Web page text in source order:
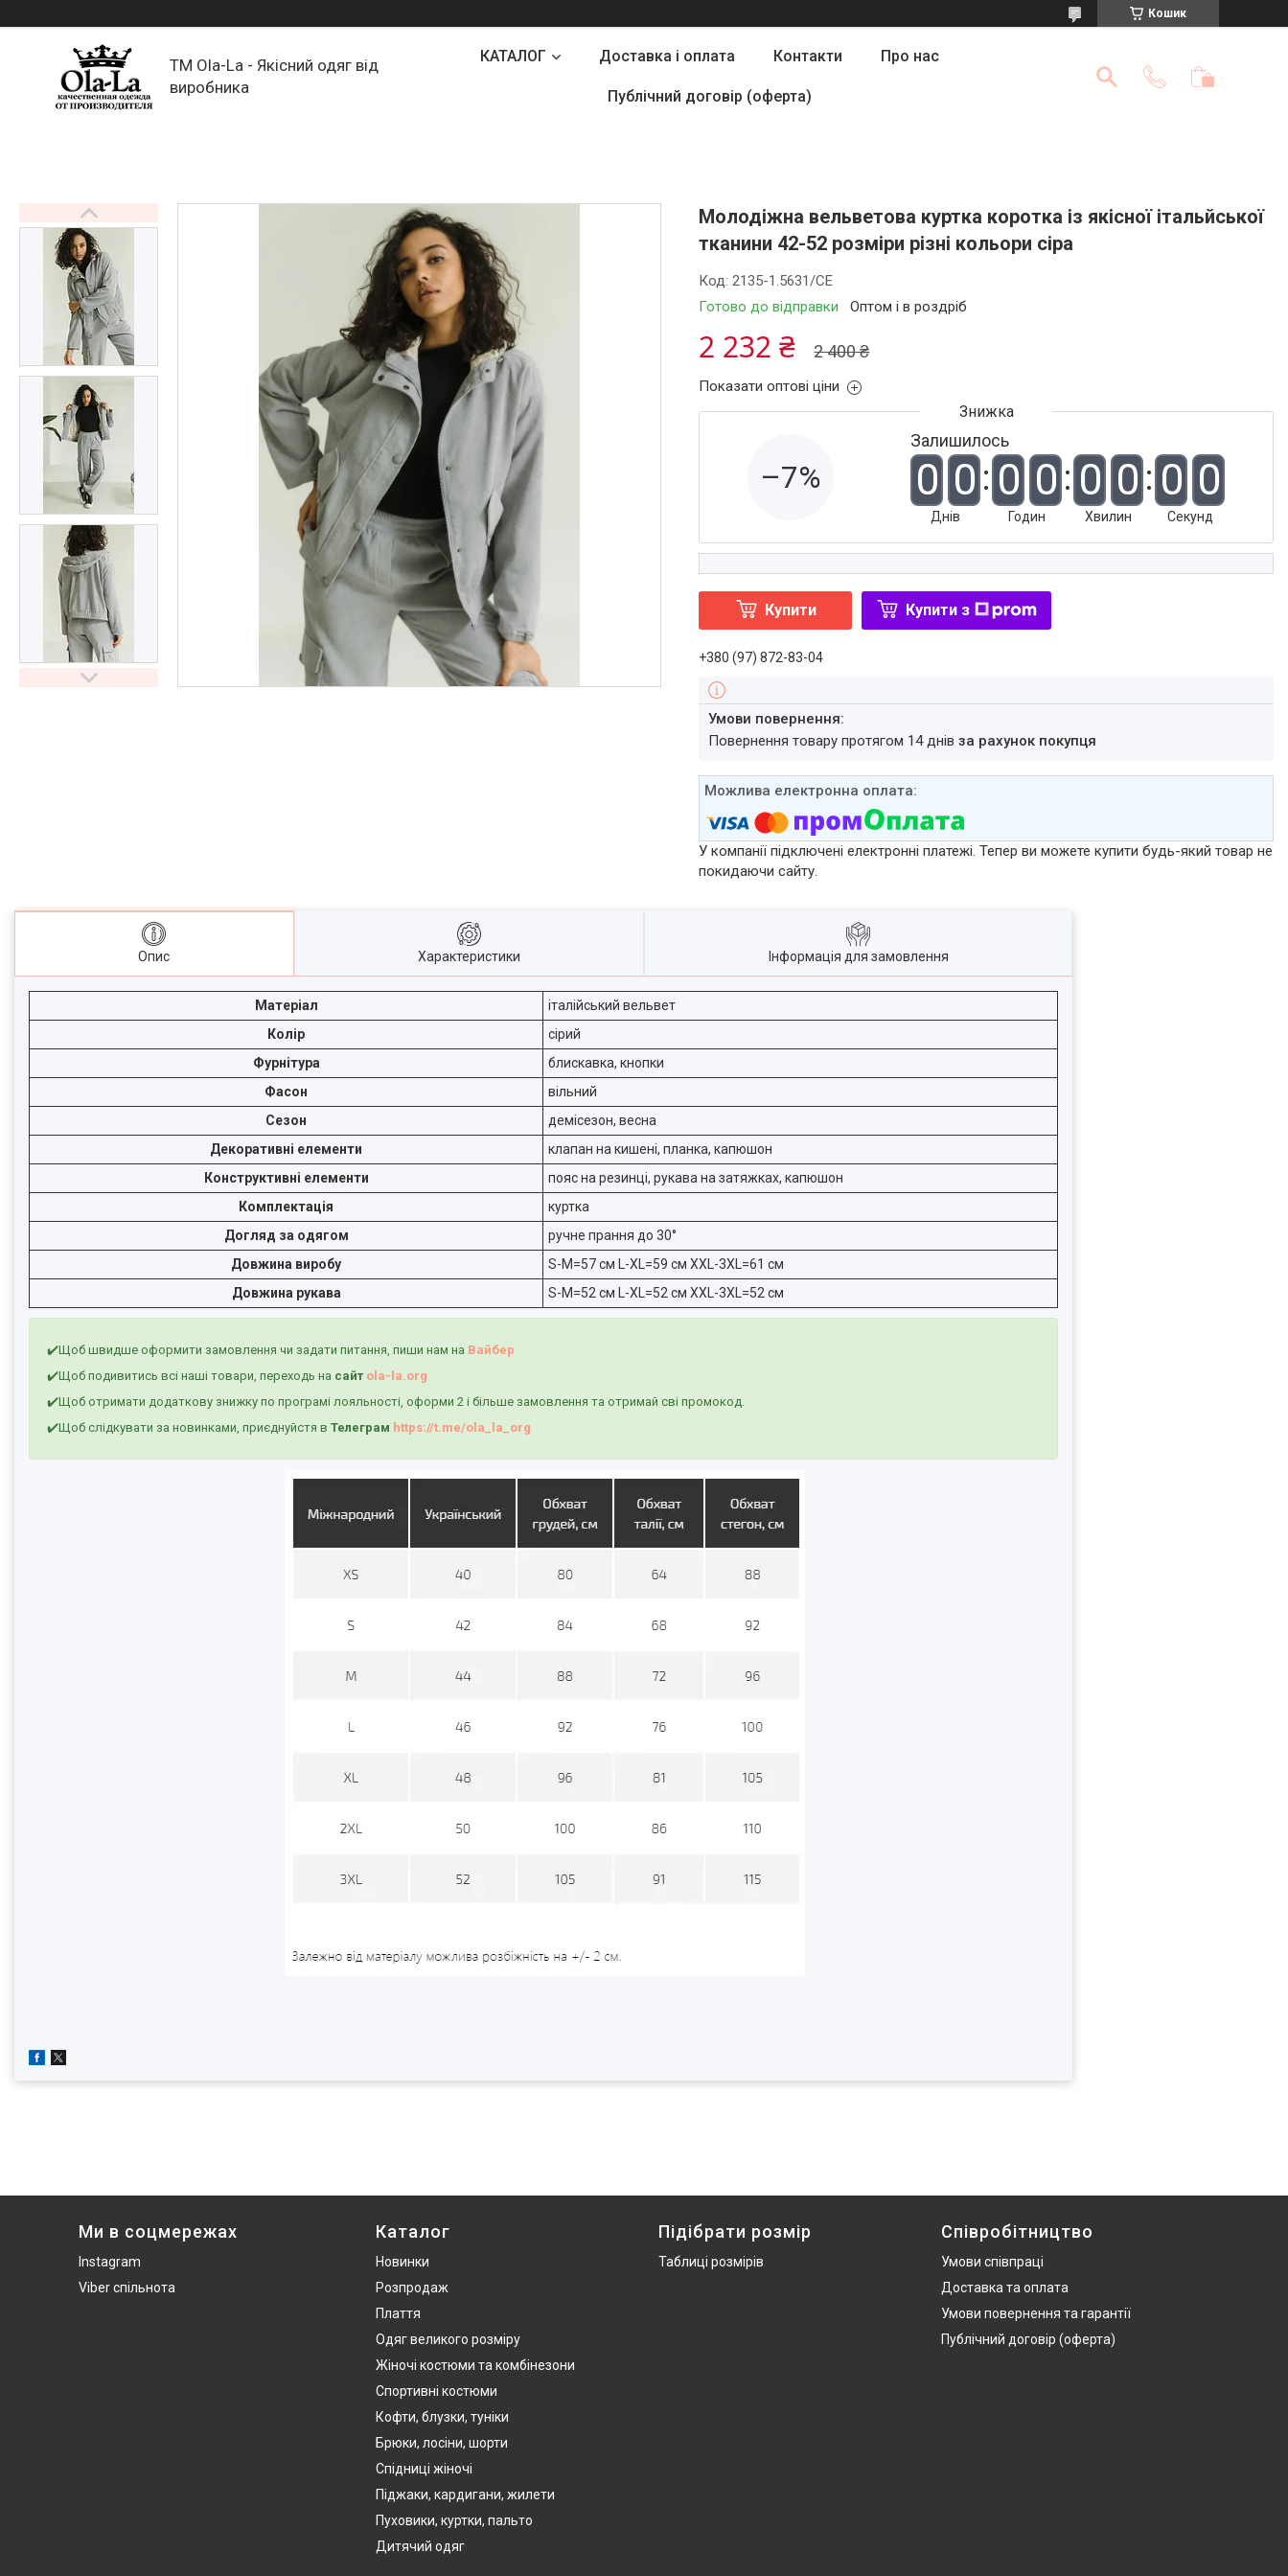
Кошик
TM Ola-La - Якісний одяг від
виробника
КАТАЛОГ Доставка і оплата Контакти Про нас
Публічний договір (оферта)
Молодіжна вельветова куртка коротка із якісної італьйської
тканини 42-52 розміри різні кольори сіра
Готово до відправки Оптом і в роздріб
Код:2135-1.5631/СЕ
2 400 ₴
2 232 ₴
Показати оптові ціни
–7%
Залишилось
0 0
Днів
0 0
Годин
0 0
Хвилин
0 0
Секунд
Купити Купити з
+380 (97) 872-83-04
повернення товару протягом 14 днівза рахунок покупця
У компанії підключені електронні платежі. Тепер ви можете купити будь-який товар не
покидаючи сайту.
Опис Характеристики Інформація для замовлення
Матеріал
італійський вельвет
Колір
сірий
Фурнітура
блискавка, кнопки
Фасон
вільний
Сезон
демісезон, весна
Декоративні елементи
клапан на кишені, планка, капюшон
Конструктивні елементи
пояс на резинці, рукава на затяжках, капюшон
Комплектація
куртка
Догляд за одягом
ручне прання до 30°
Довжина виробу
S-M=57 см L-XL=59 см XXL-3XL=61 см
Довжина рукава
S-M=52 см L-XL=52 см XXL-3XL=52 см
✔️Щоб швидше оформити замовлення чи задати питання, пиши нам на Вайбер
✔️Щоб подивитись всі наші товари, переходь на сайт ola-la.org
✔️Щоб отримати додаткову знижку по програмі лояльності, оформи 2 і більше замовлення та отримай сві промокод.
✔️Щоб слідкувати за новинками, приєднуйстя в Телеграм https://t.me/ola_la_org
Ми в соцмережах
Instagram
Viber спільнота
Каталог
Новинки
Розпродаж
Плаття
Одяг великого розміру
Жіночі костюми та комбінезони
Спортивні костюми
Кофти, блузки, туніки
Брюки, лосіни, шорти
Спідниці жіночі
Піджаки, кардигани, жилети
Пуховики, куртки, пальто
Дитячий одяг
Підібрати розмір
Таблиці розмірів
Співробітництво
Умови співпраці
Доставка та оплата
Умови повернення та гарантії
Публічний договір (оферта)